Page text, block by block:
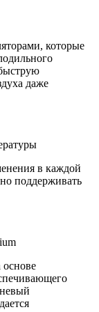
которые
даже
в каждой
поддерживать